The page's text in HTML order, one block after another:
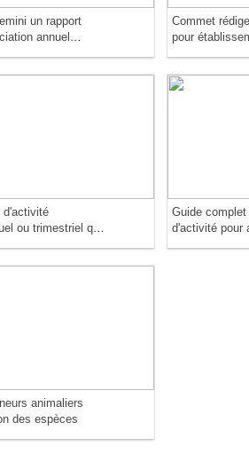
un rapport
annuel
Commet
pour
d'activité
ou trimestriel qui
Guide
d'activité pour
animaliers
des espèces